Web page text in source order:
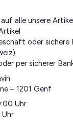
alle unsere
oder sichere
per sicherer
– 1201 Genf
Uhr
Uhr